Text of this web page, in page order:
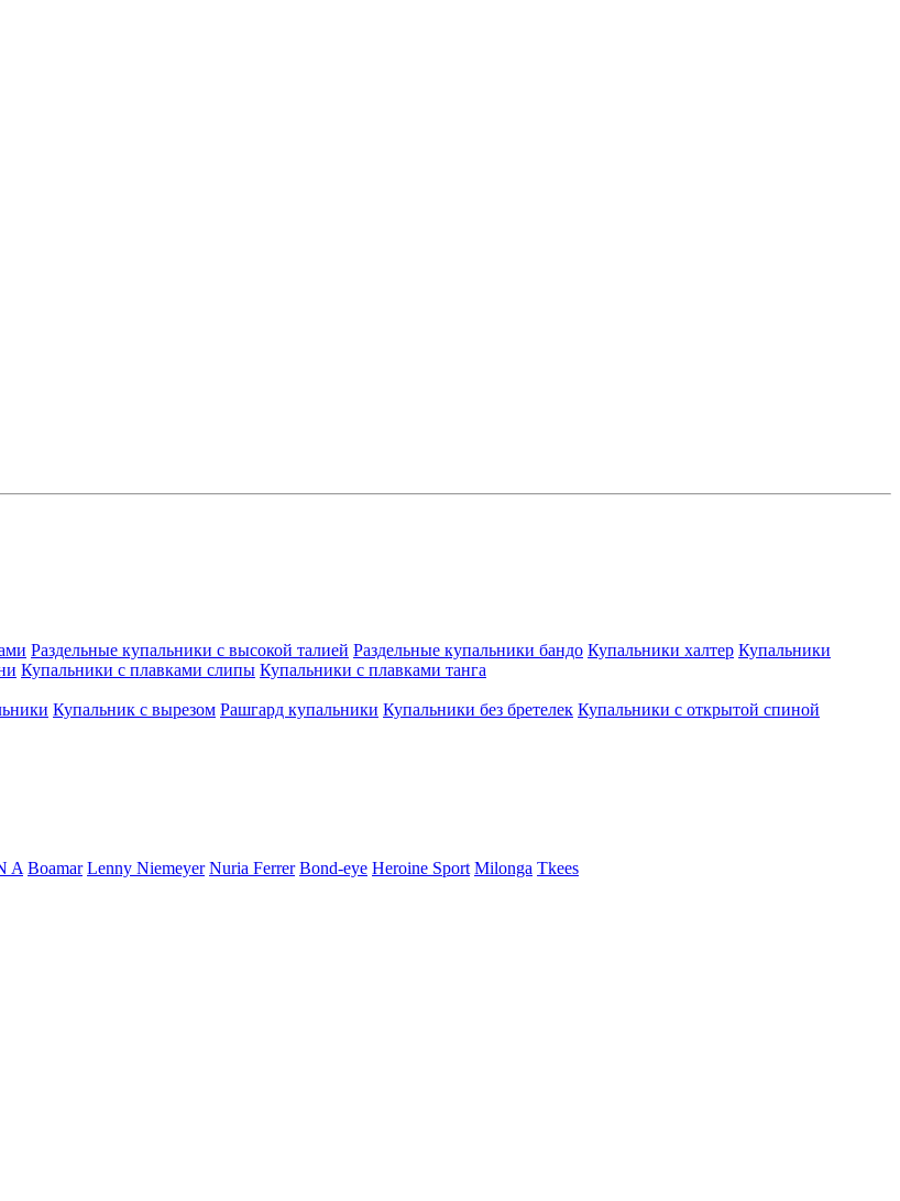
Раздельные купальники с высокой талией Раздельные купальники бандо Купальники халтер Купальники
Купальники с плавками слипы Купальники с плавками танга
Купальник с вырезом Рашгард купальники Купальники без бретелек Купальники с открытой спиной
A Boamar Lenny Niemeyer Nuria Ferrer Bond-eye Heroine Sport Milonga Tkees